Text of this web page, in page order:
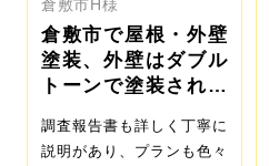
倉敷市H様
倉敷市で屋根・外壁
塗装、外壁はダブル
トーンで塗装された
調査報告書も詳しく丁寧に
説明があり、プランも色々